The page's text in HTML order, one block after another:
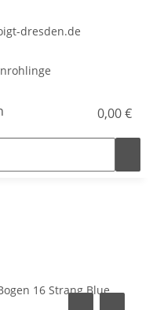
dresden.de
0,00 €